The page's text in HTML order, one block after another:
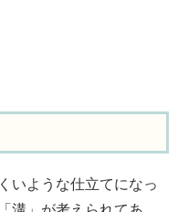
いような仕立てになっ